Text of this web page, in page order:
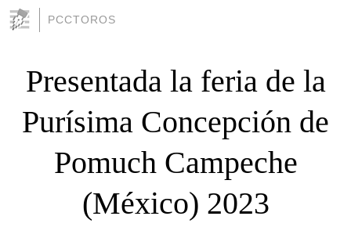
PCCTOROS
Presentada la feria de la
Purísima Concepción de
Pomuch Campeche
(México) 2023